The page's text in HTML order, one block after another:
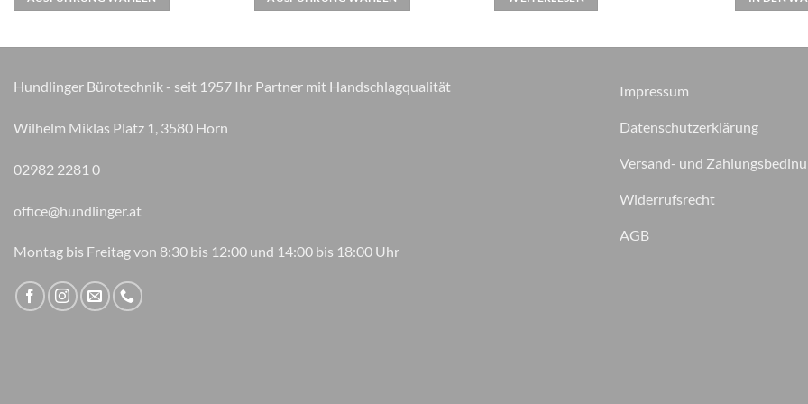
Varianten
können
der
gewählt
Varianten
können
Hundlinger Bürotechnik - seit 1957 Ihr Partner mit Handschlagqualität
Wilhelm Miklas Platz 1, 3580 Horn
02982 2281 0
office@hundlinger.at
Montag bis Freitag von 8:30 bis 12:00 und 14:00 bis 18:00 Uhr
Impressum
Datenschutzerklärung
Versand- und
Widerrufsrecht
AGB